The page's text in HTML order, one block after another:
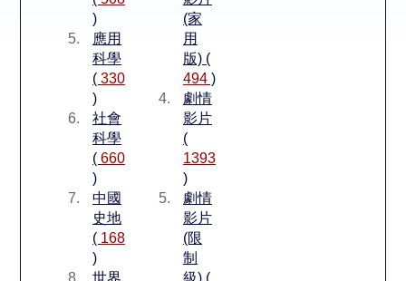
個人借閱
)
應用
科學
( 330
)
社會
科學
( 660
)
中國
史地
( 168
)
世界
(家
用
版) (
494)
劇情
影片
(
1393
)
劇情
影片
(限
制
級) (